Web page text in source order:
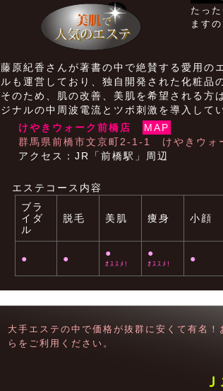
たっ
ます
藤原紀香さんが著書の中で絶賛する愛用の
ルも運営しており、独自開発された化粧品
そのため、肌の改善、美肌を希望される方
ジナルの中周波電流とツボ刺激を導入して
けやきウォーク前橋店
MAP
群馬県前橋市文京町2-1-1 けやきウォ
アクセス：JR「前橋駅」周辺
エステコース内容
ブラ
イダ
ル
脱毛 美肌 痩身 小顔
● ● ●
ｵｽｽﾒ!
●
ｵｽｽﾒ! ●
大手エステの中で価格が抜群に安くて有名
らをご利用ください。